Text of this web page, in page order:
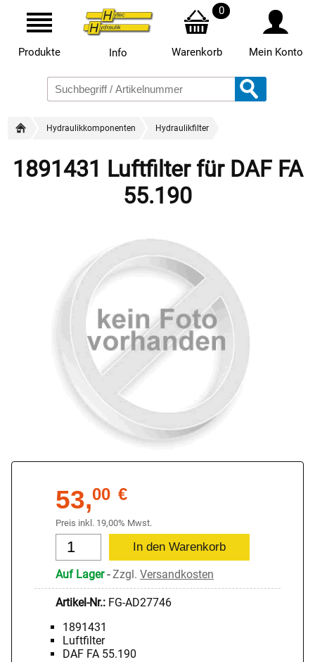
Produkte Info
0
Warenkorb Mein Konto
Hydraulikkomponenten Hydraulikfilter
1891431 Luftfilter für DAF FA
55.190
53,00 €
Preis inkl. 19,00% Mwst.
Auf Lager-Zzgl. Versandkosten
Artikel-Nr.: FG-AD27746
1891431
Luftfilter
DAF FA 55.190